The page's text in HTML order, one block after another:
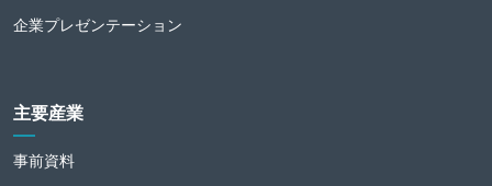
企業プレゼンテーション
主要産業
事前資料